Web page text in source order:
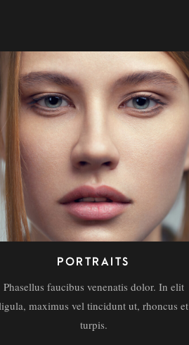
PORTRAITS
Phasellus faucibus venenatis dolor. In elit
maximus vel tincidunt ut, rhoncus et
turpis.